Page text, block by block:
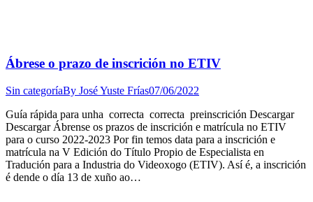
Ábrese o prazo de inscrición no ETIV
Sin categoríaBy José Yuste Frías07/06/2022
Guía rápida para unha correcta correcta preinscrición Descargar
Descargar Ábrense os prazos de inscrición e matrícula no ETIV
para o curso 2022-2023 Por fin temos data para a inscrición e
matrícula na V Edición do Título Propio de Especialista en
Tradución para a Industria do Videoxogo (ETIV). Así é, a inscrición
é dende o día 13 de xuño ao…